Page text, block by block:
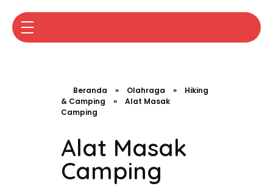
Beranda » Olahraga »
Hiking
& Camping
»
Alat Masak
Camping
Alat Masak
Camping